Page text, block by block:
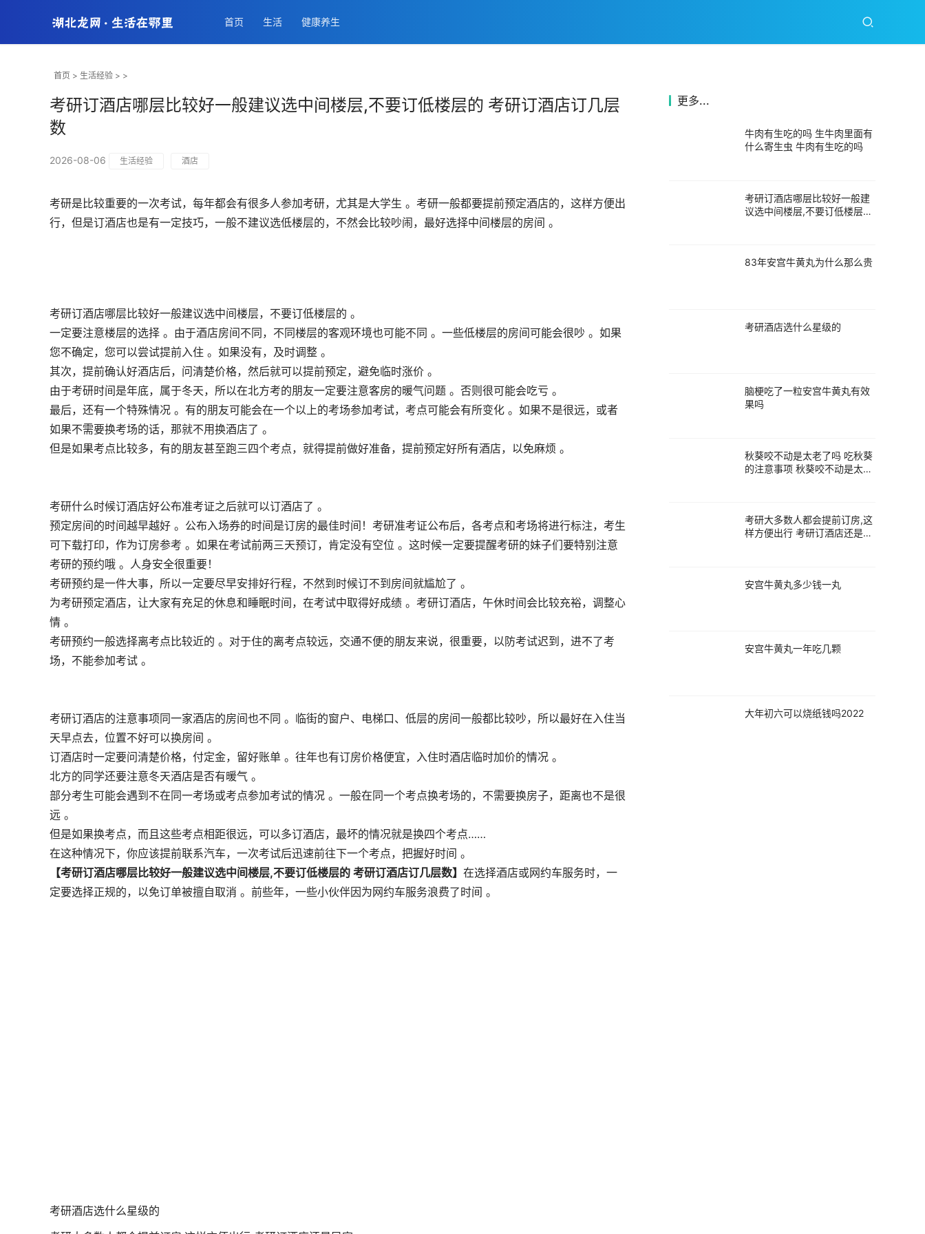
首页 生活 健康养生
首页 > 生活经验 > >
考研订酒店哪层比较好一般建议选中间楼层,不要订低楼层的 考研订酒店订几层
数
2026-08-06 生活经验 酒店
考研是比较重要的一次考试，每年都会有很多人参加考研，尤其是大学生 。考研一般都要提前预定酒店的，这样方便出
行，但是订酒店也是有一定技巧，一般不建议选低楼层的，不然会比较吵闹，最好选择中间楼层的房间 。
考研订酒店哪层比较好一般建议选中间楼层，不要订低楼层的 。
一定要注意楼层的选择 。由于酒店房间不同，不同楼层的客观环境也可能不同 。一些低楼层的房间可能会很吵 。如果
您不确定，您可以尝试提前入住 。如果没有，及时调整 。
其次，提前确认好酒店后，问清楚价格，然后就可以提前预定，避免临时涨价 。
由于考研时间是年底，属于冬天，所以在北方考的朋友一定要注意客房的暖气问题 。否则很可能会吃亏 。
最后，还有一个特殊情况 。有的朋友可能会在一个以上的考场参加考试，考点可能会有所变化 。如果不是很远，或者
如果不需要换考场的话，那就不用换酒店了 。
但是如果考点比较多，有的朋友甚至跑三四个考点，就得提前做好准备，提前预定好所有酒店，以免麻烦 。
考研什么时候订酒店好公布准考证之后就可以订酒店了 。
预定房间的时间越早越好 。公布入场券的时间是订房的最佳时间！考研准考证公布后，各考点和考场将进行标注，考生
可下载打印，作为订房参考 。如果在考试前两三天预订，肯定没有空位 。这时候一定要提醒考研的妹子们要特别注意
考研的预约哦 。人身安全很重要！
考研预约是一件大事，所以一定要尽早安排好行程，不然到时候订不到房间就尴尬了 。
为考研预定酒店，让大家有充足的休息和睡眠时间，在考试中取得好成绩 。考研订酒店，午休时间会比较充裕，调整心
情 。
考研预约一般选择离考点比较近的 。对于住的离考点较远，交通不便的朋友来说，很重要，以防考试迟到，进不了考
场，不能参加考试 。
考研订酒店的注意事项同一家酒店的房间也不同 。临街的窗户、电梯口、低层的房间一般都比较吵，所以最好在入住当
天早点去，位置不好可以换房间 。
订酒店时一定要问清楚价格，付定金，留好账单 。往年也有订房价格便宜，入住时酒店临时加价的情况 。
北方的同学还要注意冬天酒店是否有暖气 。
部分考生可能会遇到不在同一考场或考点参加考试的情况 。一般在同一个考点换考场的，不需要换房子，距离也不是很
远 。
但是如果换考点，而且这些考点相距很远，可以多订酒店，最坏的情况就是换四个考点……
在这种情况下，你应该提前联系汽车，一次考试后迅速前往下一个考点，把握好时间 。
【考研订酒店哪层比较好一般建议选中间楼层,不要订低楼层的 考研订酒店订几层数】 在选择酒店或网约车服务时，一
定要选择正规的，以免订单被擅自取消 。前些年，一些小伙伴因为网约车服务浪费了时间 。
考研酒店选什么星级的
更多...
牛肉有生吃的吗 生牛肉里面有
什么寄生虫 牛肉有生吃的吗
考研订酒店哪层比较好一般建
议选中间楼层,不要订低楼层的
83年安宫牛黄丸为什么那么贵
考研酒店选什么星级的
脑梗吃了一粒安宫牛黄丸有效
果吗
秋葵咬不动是太老了吗 吃秋葵
的注意事项 秋葵咬不动是太老
考研大多数人都会提前订房,这
样方便出行 考研订酒店还是民
安宫牛黄丸多少钱一丸
安宫牛黄丸一年吃几颗
大年初六可以烧纸钱吗2022